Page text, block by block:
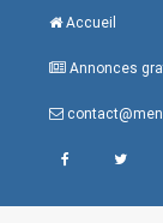
Accueil
Annonces